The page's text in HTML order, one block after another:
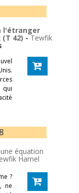
l'étranger
42) -Tewfik
qui
équation
Hamel
?
ne